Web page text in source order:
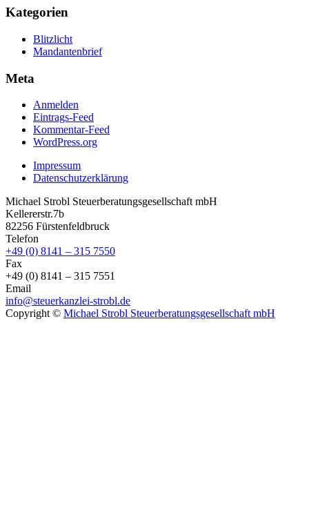
Kategorien
Blitzlicht
Mandantenbrief
Meta
Anmelden
Eintrags-Feed
Kommentar-Feed
WordPress.org
Impressum
Datenschutzerklärung
Michael Strobl Steuerberatungsgesellschaft mbH
Kellererstr.7b
82256 Fürstenfeldbruck
Telefon
+49 (0) 8141 – 315 7550
Fax
+49 (0) 8141 – 315 7551
Email
info@steuerkanzlei-strobl.de
Copyright © Michael Strobl Steuerberatungsgesellschaft mbH